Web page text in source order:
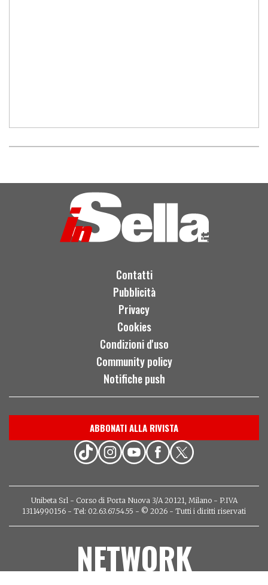
Contatti
Pubblicità
Privacy
Cookies
Condizioni d'uso
Community policy
Notifiche push
ABBONATI ALLA RIVISTA
Unibeta Srl - Corso di Porta Nuova 3/A 20121, Milano - P.IVA
13114990156 - Tel: 02.63.67.54.55 - © 2026 - Tutti i diritti riservati
NETWORK